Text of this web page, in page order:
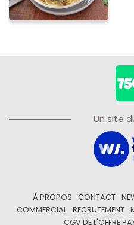
Un site
À PROPOS CONTACT
COMMERCIAL
RECRUTEMENT
CGV DE L'OFFRE